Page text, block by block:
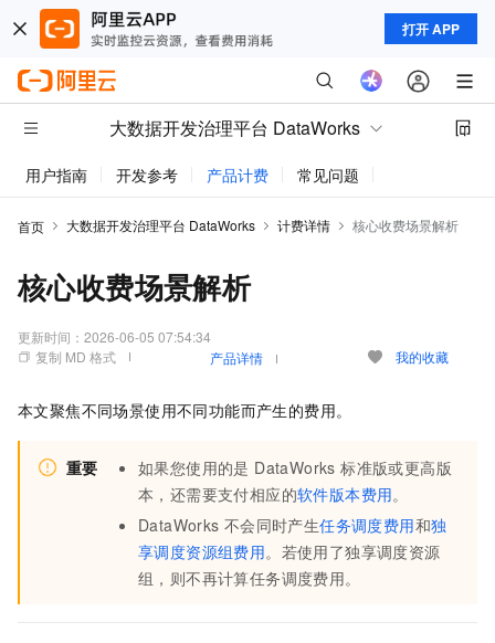
打开 APP
大数据开发治理平台 DataWorks
用户指南 开发参考 产品计费 常见问题
首页 大数据开发治理平台 DataWorks 计费详情 核心收费场景解析
核心收费场景解析
更新时间： 2026-06-05 07:54:34
复制 MD 格式
产品详情 我的收藏
本文聚焦不同场景使用不同功能而产生的费用。
重要
如果您使用的是 DataWorks 标准版或更高版
本，还需要支付相应的软件版本费用。
DataWorks 不会同时产生任务调度费用和独
享调度资源组费用。若使用了独享调度资源
组，则不再计算任务调度费用。